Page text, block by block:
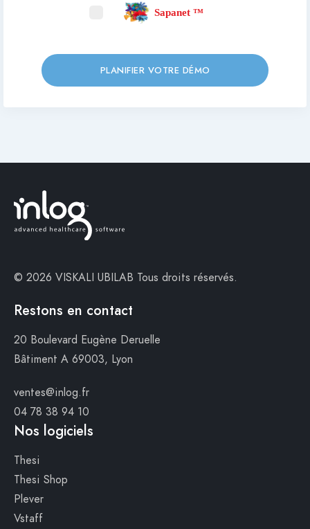
PLANIFIER VOTRE DÉMO
© 2026 VISKALI UBILAB Tous droits réservés.
Restons en contact
20 Boulevard Eugène Deruelle
Bâtiment A 69003, Lyon
ventes@inlog.fr
04 78 38 94 10
Nos logiciels
Thesi
Thesi Shop
Plever
Vstaff